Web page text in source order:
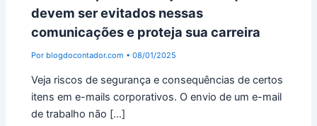
devem ser evitados nessas
comunicações e proteja sua carreira
Por blogdocontador.com •08/01/2025
Veja riscos de segurança e consequências de certos
itens em e-mails corporativos. O envio de um e-mail
de trabalho não […]